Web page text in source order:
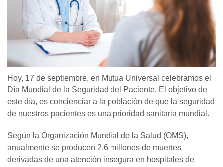
Hoy, 17 de septiembre, en Mutua Universal celebramos el
Día Mundial de la Seguridad del Paciente. El objetivo de
este día, es concienciar a la población de que la seguridad
de nuestros pacientes es una prioridad sanitaria mundial.
Según la Organización Mundial de la Salud (OMS),
anualmente se producen 2,6 millones de muertes
derivadas de una atención insegura en hospitales de